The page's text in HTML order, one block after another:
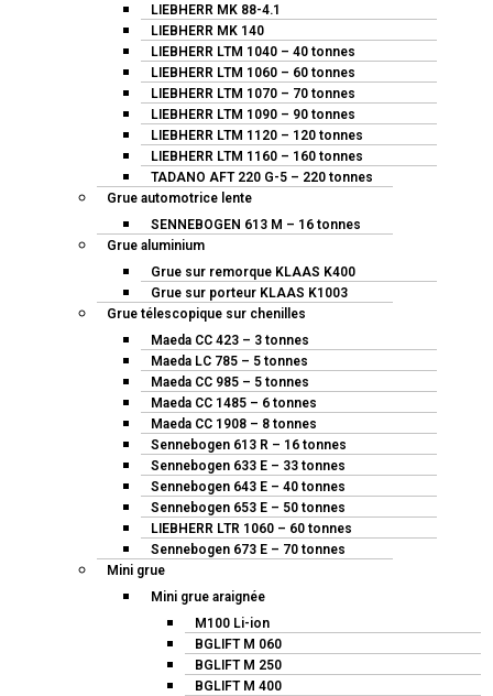
LIEBHERR MK 88-4.1
LIEBHERR MK 140
LIEBHERR LTM 1040 – 40 tonnes
LIEBHERR LTM 1060 – 60 tonnes
LIEBHERR LTM 1070 – 70 tonnes
LIEBHERR LTM 1090 – 90 tonnes
LIEBHERR LTM 1120 – 120 tonnes
LIEBHERR LTM 1160 – 160 tonnes
TADANO AFT 220 G-5 – 220 tonnes
Grue automotrice lente
SENNEBOGEN 613 M – 16 tonnes
Grue aluminium
Grue sur remorque KLAAS K400
Grue sur porteur KLAAS K1003
Grue télescopique sur chenilles
Maeda CC 423 – 3 tonnes
Maeda LC 785 – 5 tonnes
Maeda CC 985 – 5 tonnes
Maeda CC 1485 – 6 tonnes
Maeda CC 1908 – 8 tonnes
Sennebogen 613 R – 16 tonnes
Sennebogen 633 E – 33 tonnes
Sennebogen 643 E – 40 tonnes
Sennebogen 653 E – 50 tonnes
LIEBHERR LTR 1060 – 60 tonnes
Sennebogen 673 E – 70 tonnes
Mini grue
Mini grue araignée
M100 Li-ion
BGLIFT M 060
BGLIFT M 250
BGLIFT M 400